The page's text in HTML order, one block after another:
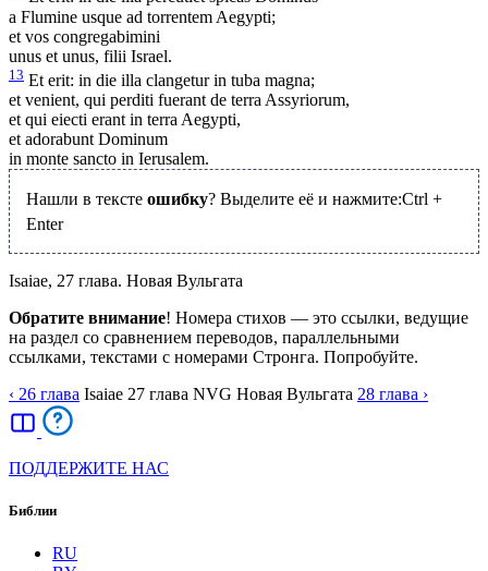
a Flumine usque ad torrentem Aegypti;
et vos congregabimini
unus et unus, filii Israel.
13 Et erit: in die illa clangetur in tuba magna;
et venient, qui perditi fuerant de terra Assyriorum,
et qui eiecti erant in terra Aegypti,
et adorabunt Dominum
in monte sancto in Ierusalem.
Нашли в тексте ошибку? Выделите её и нажмите:Ctrl +
Enter
Isaiae, 27 глава. Новая Вульгата
Обратите внимание! Номера стихов — это ссылки, ведущие
на раздел со сравнением переводов, параллельными
ссылками, текстами с номерами Стронга. Попробуйте.
‹ 26 глава Isaiae 27 глава NVG Новая Вульгата 28 глава ›
ПОДДЕРЖИТЕ НАС
Библии
RU